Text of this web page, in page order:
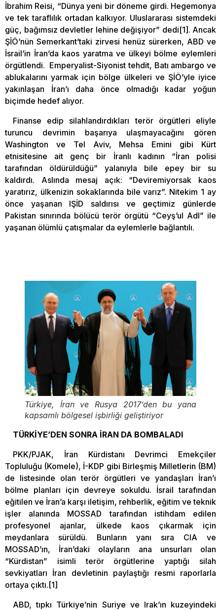
İbrahim Reisi, “Dünya yeni bir döneme girdi. Hegemonya
ve tek taraflılık ortadan kalkıyor. Uluslararası sistemdeki
güç, bağımsız devletler lehine değişiyor” dedi[1]. Ancak
ŞİÖ’nün Semerkant’taki zirvesi henüz sürerken, ABD ve
İsrail’in İran’da kaos yaratma ve ülkeyi bölme eylemleri
örgütlendi. Emperyalist-Siyonist tehdit, Batı ambargo ve
ablukalarını yarmak için bölge ülkeleri ve ŞİÖ’yle iyice
yakınlaşan İran’ı daha önce olmadığı kadar yoğun
biçimde hedef alıyor.
Finanse edip silahlandırdıkları terör örgütleri eliyle
turuncu devrimin başarıya ulaşmayacağını gören
Washington ve Tel Aviv, Mehsa Emini gibi Kürt
etnisitesine ait genç bir İranlı kadının “İran polisi
tarafından öldürüldüğü” yalanıyla bile epey bir su
kaldırdı. Aslında mesaj açık: “Deviremiyorsak kaos
yaratırız, ülkenizin sokaklarında bile varız”. Nitekim 1 ay
önce yaşanan IŞİD saldırısı ve geçtimiz günlerde
Pakistan sınırında bölücü terör örgütü “Ceyş’ul Adl” ile
yaşanan ölümlü çatışmalar da eylemlerle bağlantılı.
Türkiye, İran ve Rusya 2017’den bu yana
kapsamlı bölgesel işbirliği geliştiriyor
TÜRKİYE’DEN SONRA İRAN DA BOMBALADI
PKK/PJAK, İran Kürdistanı Devrimci Emekçiler
Topluluğu (Komele), İ-KDP gibi Birleşmiş Milletlerin (BM)
de listesinde olan terör örgütleri ve yandaşları İran’ı
bölme planları için devreye sokuldu. İsrail tarafından
eğitilen ve İran’a karşı iletişim, rehberlik, eğitim ve teknik
işler alanında MOSSAD tarafından istihdam edilen
profesyonel ajanlar, ülkede kaos çıkarmak için
meydanlara sürüldü. Bunların yanı sıra CIA ve
MOSSAD’ın, İran’daki olayların ana unsurları olan
“Kürdistan” isimli terör örgütlerine yaptığı silah
sevkiyatları İran devletinin paylaştığı resmi raporlarla
ortaya çıktı.[1]
ABD, tıpkı Türkiye’nin Suriye ve Irak’ın kuzeyindeki